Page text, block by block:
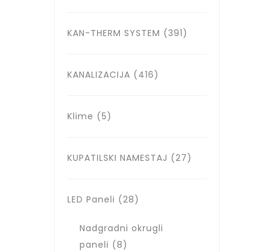
KAN-THERM SYSTEM (391)
KANALIZACIJA (416)
Klime (5)
KUPATILSKI NAMESTAJ (27)
LED Paneli (28)
Nadgradni okrugli
paneli (8)